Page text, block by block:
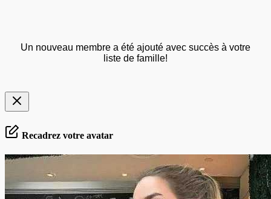
Un nouveau membre a été ajouté avec succès à votre
liste de famille!
Recadrez votre avatar